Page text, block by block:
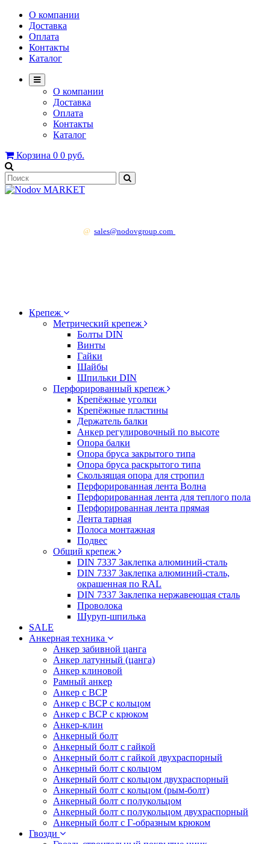
О компании
Доставка
Оплата
Контакты
Каталог
О компании
Доставка
Оплата
Контакты
Каталог
Корзина 0 0 руб.
@ sales@nodovgroup.com
Крепеж
Метрический крепеж
Болты DIN
Винты
Гайки
Шайбы
Шпильки DIN
Перфорированный крепеж
Крепёжные уголки
Крепёжные пластины
Держатель балки
Анкер регулировочный по высоте
Опора балки
Опора бруса закрытого типа
Опора бруса раскрытого типа
Скользящая опора для стропил
Перфорированная лента Волна
Перфорированная лента для теплого пола
Перфорированная лента прямая
Лента тарная
Полоса монтажная
Подвес
Общий крепеж
DIN 7337 Заклепка алюминий-сталь
DIN 7337 Заклепка алюминий-сталь,
окрашенная по RAL
DIN 7337 Заклепка нержавеющая сталь
Проволока
Шуруп-шпилька
SALE
Анкерная техника
Анкер забивной цанга
Анкер латунный (цанга)
Анкер клиновой
Рамный анкер
Анкер с ВСР
Анкер с ВСР с кольцом
Анкер с ВСР с крюком
Анкер-клин
Анкерный болт
Анкерный болт с гайкой
Анкерный болт с гайкой двухраспорный
Анкерный болт с кольцом
Анкерный болт с кольцом двухраспорный
Анкерный болт с кольцом (рым-болт)
Анкерный болт с полукольцом
Анкерный болт с полукольцом двухраспорный
Анкерный болт с Г-образным крюком
Гвозди